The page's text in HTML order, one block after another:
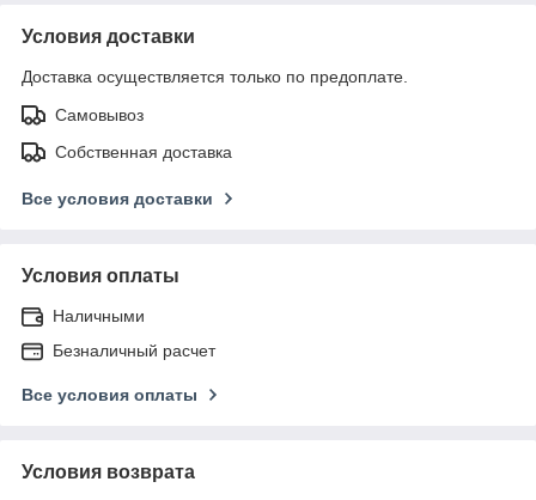
Условия доставки
Доставка осуществляется только по предоплате.
Самовывоз
Собственная доставка
Все условия доставки
Условия оплаты
Наличными
Безналичный расчет
Все условия оплаты
Условия возврата